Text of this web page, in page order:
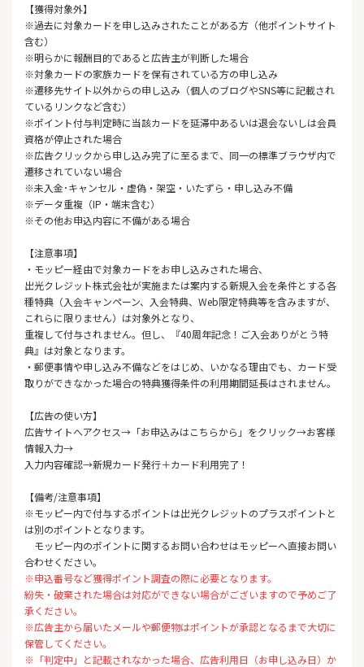
【獲得対象外】
※過去に対象カードを申し込みされたことがある方（他ポイントサイト
含む）
※明らかに報酬目的であると広告主が判断した場合
※対象カードの家族カードを保有されている方の申し込み
※遷移先サイト以外からの申し込み（個人のブログやSNS等に記載され
ているリンクなど含む）
※ポイント付与判定時に当該カードを延滞中あるいは退会ないしは会員
資格が停止された場合
※広告クリックから申し込み完了に至るまで、同一の標準ブラウザ内で
遷移されていない場合
※未入金･キャンセル・虚偽・架空・いたずら・申し込み不備
※データ重複（IP・端末含む）
※その他お申込内容に不備がある場合
【注意事項】
・モッピー経由で対象カードをお申し込みされた場合、
出光クレジット株式会社が実施または案内する新規入会を条件とする各
種特典（入会キャンペーン、入会特典、Web限定特典等を含みますが、
これらに限りません）は対象外となり、
重複して付与されません。但し、『40周年記念！ご入会ありがとう特
典』は対象となります。
・郵便事情や申し込み不備などをはじめ、いかなる理由でも、カード受
取りができなかった場合の特典獲得条件の利用期間延長はされません。
【広告の使い方】
広告サイトへアクセス→「お申込みはこちらから」をクリック→お客様
情報入力→
入力内容確認→新規カード発行＋カード利用完了！
【備考/注意事項】
※モッピー内で付与するポイントは出光クレジットのプラスポイントと
は別のポイントとなります。
モッピー内のポイントに関するお問い合わせはモッピーへ直接お問い
合わせください。
※申込番号など獲得ポイント調査の際に必要となります。
紛失・破棄された場合は対応ができない場合がございますので予めご了
承ください。
※広告主から届いたメールや郵便物はポイントが承認となるまで大切に
保管してください。
※「判定中」と記載されなかった場合、広告利用日（お申し込み日）か